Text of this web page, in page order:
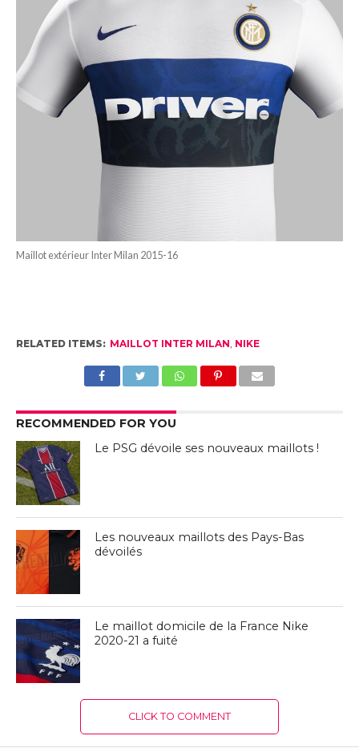
Maillot extérieur Inter Milan 2015-16
RELATED ITEMS: MAILLOT INTER MILAN NIKE
RECOMMENDED FOR YOU
Le PSG dévoile ses nouveaux maillots !
Les nouveaux maillots des Pays-Bas
dévoilés
Le maillot domicile de la France Nike
2020-21 a fuité
CLICK TO COMMENT